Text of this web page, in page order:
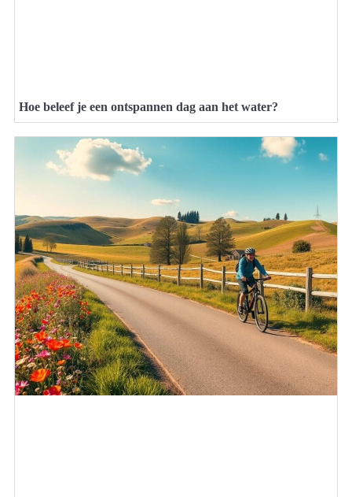
Hoe beleef je een ontspannen dag aan het water?